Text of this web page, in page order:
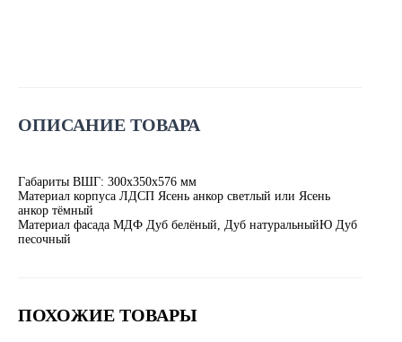
ОПИСАНИЕ ТОВАРА
Габариты ВШГ: 300х350х576 мм
Материал корпуса ЛДСП Ясень анкор светлый или Ясень
анкор тёмный
Материал фасада МДФ Дуб белёный, Дуб натуральныйЮ Дуб
песочный
ПОХОЖИЕ ТОВАРЫ